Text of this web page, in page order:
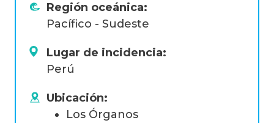
Región oceánica:
Pacífico - Sudeste
Lugar de incidencia:
Perú
Ubicación:
Los Órganos